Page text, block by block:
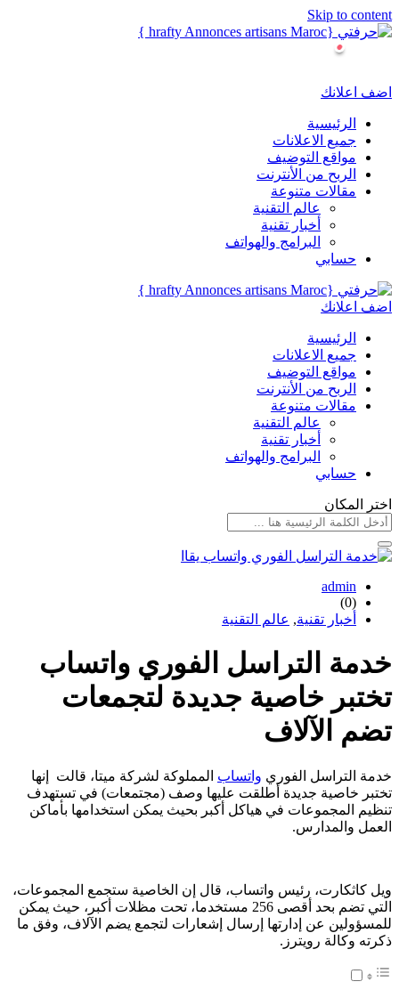
Skip to content
اضف اعلانك
الرئيسية
جميع الاعلانات
مواقع التوضيف
الربح من الأنترنت
مقالات متنوعة
عالم التقنية
أخبار تقنية
البرامج والهواتف
حسابي
اضف اعلانك
الرئيسية
جميع الاعلانات
مواقع التوضيف
الربح من الأنترنت
مقالات متنوعة
عالم التقنية
أخبار تقنية
البرامج والهواتف
حسابي
اختر المكان
admin
(0)
أخبار تقنية, عالم التقنية
خدمة التراسل الفوري واتساب
تختبر خاصية جديدة لتجمعات
تضم الآلاف
خدمة التراسل الفوري واتساب المملوكة لشركة ميتا، قالت إنها
تختبر خاصية جديدة أطلقت عليها وصف (مجتمعات) في تستهدف
تنظيم المجموعات في هياكل أكبر بحيث يمكن استخدامها بأماكن
العمل والمدارس.
ويل كاثكارت، رئيس واتساب، قال إن الخاصية ستجمع المجموعات،
التي تضم بحد أقصى 256 مستخدما، تحت مظلات أكبر، حيث يمكن
للمسؤولين عن إدارتها إرسال إشعارات لتجمع يضم الآلاف، وفق ما
ذكرته وكالة رويترز.